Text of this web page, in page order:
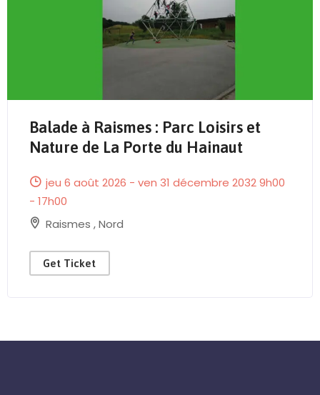
Send Mail
Balade à Raismes : Parc Loisirs et
Nature de La Porte du Hainaut
jeu 6 août 2026 - ven 31 décembre 2032 9h00
- 17h00
Raismes ,Nord
Get Ticket